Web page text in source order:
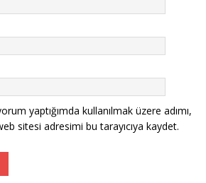
yaptığımda kullanılmak üzere adımı,
sitesi adresimi bu tarayıcıya kaydet.